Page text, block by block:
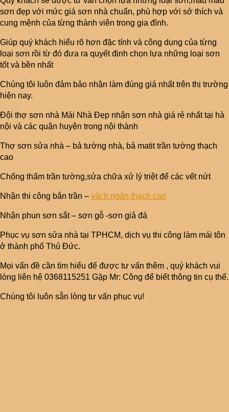
sơn đẹp với mức giá sơn nhà chuẩn, phù hợp với sở thích và
cung mệnh của từng thành viên trong gia đình.
Giúp quý khách hiểu rõ hơn đặc tính và công dụng của từng
loại sơn rồi từ đó đưa ra quyết định chọn lựa những loại sơn
tốt và bền nhất
Chúng tôi luôn đảm bảo nhận làm đúng giá nhất trên thị trường
hiện nay.
Đội thợ sơn nhà Mái Nhà Đẹp nhận sơn nhà giá rẻ nhất tại hà
nội và các quận huyện trong nội thành
Thợ sơn sửa nhà – bả tường nhà, bả matit trần tường thạch
cao
Chống thấm trần tường,sửa chữa xử lý triệt để các vết nứt
Nhận thi công bắn trần – vách ngăn thạch cao
Nhận phun sơn sắt – sơn gỗ -sơn giả đá
Phục vụ sơn sửa nhà tại TPHCM, dịch vụ thi công làm mái tôn
ở thành phố Thủ Đức.
Mọi vấn đề cần tìm hiểu để được tư vấn thêm , quý khách vui
lòng liên hệ 0368115251 Gặp Mr: Công để biết thông tin cụ thể.
Chúng tôi luôn sẵn lòng tư vấn phục vụ!